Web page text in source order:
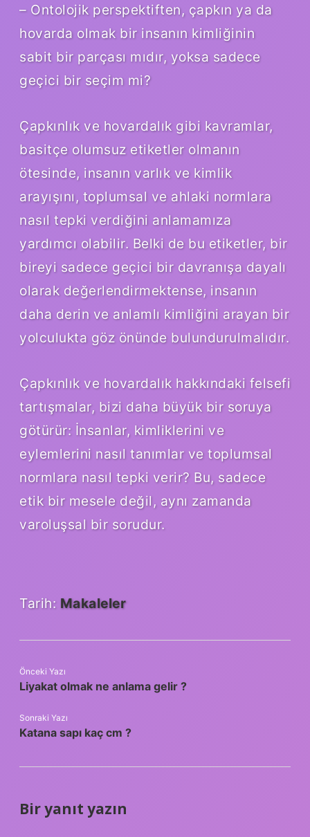
– Ontolojik perspektiften, çapkın ya da
hovarda olmak bir insanın kimliğinin
sabit bir parçası mıdır, yoksa sadece
geçici bir seçim mi?
Çapkınlık ve hovardalık gibi kavramlar,
basitçe olumsuz etiketler olmanın
ötesinde, insanın varlık ve kimlik
arayışını, toplumsal ve ahlaki normlara
nasıl tepki verdiğini anlamamıza
yardımcı olabilir. Belki de bu etiketler, bir
bireyi sadece geçici bir davranışa dayalı
olarak değerlendirmektense, insanın
daha derin ve anlamlı kimliğini arayan bir
yolculukta göz önünde bulundurulmalıdır.
Çapkınlık ve hovardalık hakkındaki felsefi
tartışmalar, bizi daha büyük bir soruya
götürür: İnsanlar, kimliklerini ve
eylemlerini nasıl tanımlar ve toplumsal
normlara nasıl tepki verir? Bu, sadece
etik bir mesele değil, aynı zamanda
varoluşsal bir sorudur.
Tarih: Makaleler
Önceki Yazı
Liyakat olmak ne anlama gelir ?
Sonraki Yazı
Katana sapı kaç cm ?
Bir yanıt yazın